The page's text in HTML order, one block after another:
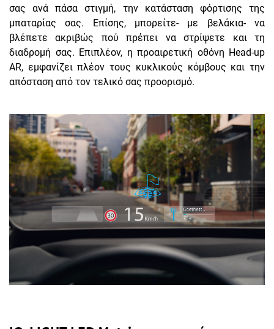
σας ανά πάσα στιγμή, την κατάσταση φόρτισης της
μπαταρίας σας. Επίσης, μπορείτε- με βελάκια- να
βλέπετε ακριβώς πού πρέπει να στρίψετε και τη
διαδρομή σας. Επιπλέον, η προαιρετική οθόνη Head-up
AR, εμφανίζει πλέον τους κυκλικούς κόμβους και την
απόσταση από τον τελικό σας προορισμό.